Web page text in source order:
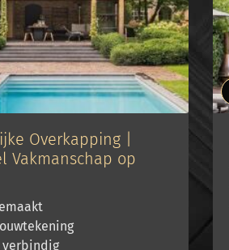
Overkapping |
Vakmanschap op
verbindig